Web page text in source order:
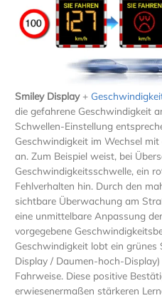
Smiley Display+
die gefahrene Geschwindigkeit
Schwellen-Einstellung
Geschwindigkeit im Wechsel
an. Zum Beispiel weist, bei
Geschwindigkeitsschwelle, ein
Fehlverhalten hin. Durch den
sichtbare Überwachung am
eine unmittelbare Anpassung
vorgegebene
Geschwindigkeit lobt ein grünes
Display / Daumen-hoch-
Fahrweise. Diese positive
erwiesenermaßen stärkeren